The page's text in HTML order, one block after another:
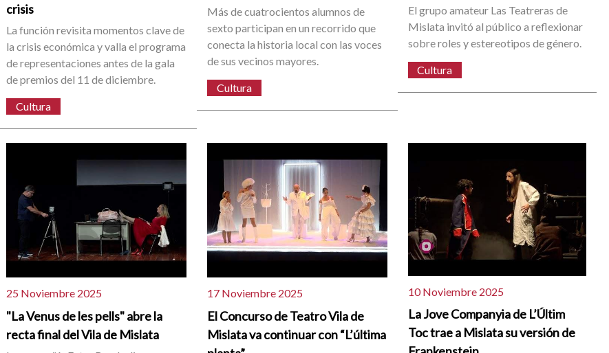
crisis
La función revisita momentos clave de
la crisis económica y valla el programa
de representaciones antes de la gala
de premios del 11 de diciembre.
Cultura
Más de cuatrocientos alumnos de
sexto participan en un recorrido que
conecta la historia local con las voces
de sus vecinos mayores.
Cultura
El grupo amateur Las Teatreras de
Mislata invitó al público a reflexionar
sobre roles y estereotipos de género.
Cultura
25 Noviembre 2025
"La Venus de les pells" abre la
recta final del Vila de Mislata
17 Noviembre 2025
El Concurso de Teatro Vila de
Mislata va continuar con “L’última
10 Noviembre 2025
La Jove Companyia de L’Últim
Toc trae a Mislata su versión de